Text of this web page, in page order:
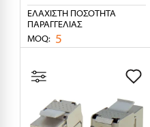
ΕΛΆΧΙΣΤΗ ΠΟΣΌΤΗΤΑ
ΠΑΡΑΓΓΕΛΊΑΣ
MOQ: 5